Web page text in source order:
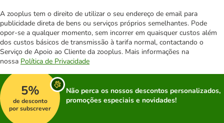
A zooplus tem o direito de utilizar o seu endereço de email para
publicidade direta de bens ou serviços próprios semelhantes. Pode
opor-se a qualquer momento, sem incorrer em quaisquer custos além
dos custos básicos de transmissão à tarifa normal, contactando o
Serviço de Apoio ao Cliente da zooplus. Mais informações na
nossa Política de Privacidade
5%
de desconto
por subscrever
Não perca os nossos descontos personalizados,
promoções especiais e novidades!